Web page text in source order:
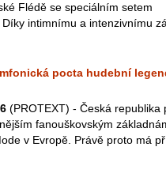
Flédě se speciálním setem
intimnímu a intenzivnímu
pocta hudební
(PROTEXT) - Česká republika
fanouškovským
v Evropě. Právě proto má